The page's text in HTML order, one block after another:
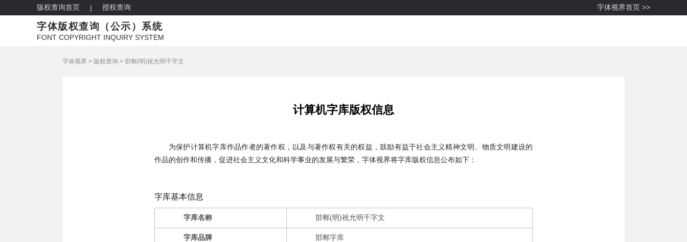
版权查询首页 | 授权查询 字体视界首页 >>
字体版权查询（公示）系统
FONT COPYRIGHT INQUIRY SYSTEM
字体视界 > 版权查询 > 邯郸(明)祝允明千字文
计算机字库版权信息
为保护计算机字库作品作者的著作权，以及与著作权有关的权益，鼓励有益于社会主义精神文明、物质文明建设的
作品的创作和传播，促进社会主义文化和科学事业的发展与繁荣，字体视界将字库版权信息公布如下：
字库基本信息
字库名称 邯郸(明)祝允明千字文
字库品牌 邯郸字库